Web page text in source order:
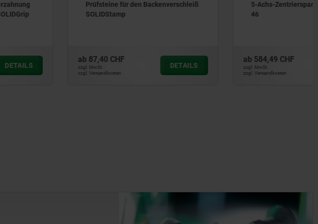
Prüfsteine für den Backenverschleiß
SOLIDStamp
87,40 CHF
zzgl. MwSt.
zzgl. Versandkosten
DETAILS
5-Achs-Zentrierspanner SOLIDGrip
584,49 CHF
zzgl. MwSt.
zzgl. Versandkosten
DETAILS